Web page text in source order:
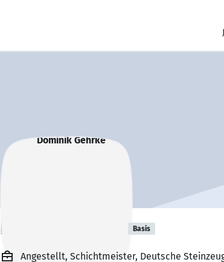
Dominik Gehrke Basis
Angestellt, Schichtmeister, Deutsche